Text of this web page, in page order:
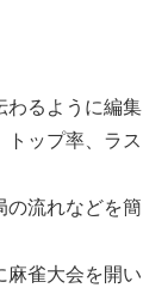
わるように編集
トップ率、ラス
の流れなどを簡
麻雀大会を開い